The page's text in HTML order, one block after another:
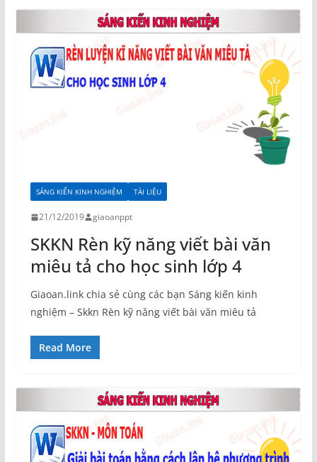
SÁNG KIẾN KINH NGHIỆM TÀI LIỆU
21/12/2019 giaoanppt
SKKN Rèn kỹ năng viết bài văn
miêu tả cho học sinh lớp 4
Giaoan.link chia sẻ cùng các bạn Sáng kiến kinh
nghiệm – Skkn Rèn kỹ năng viết bài văn miêu tả
Read More